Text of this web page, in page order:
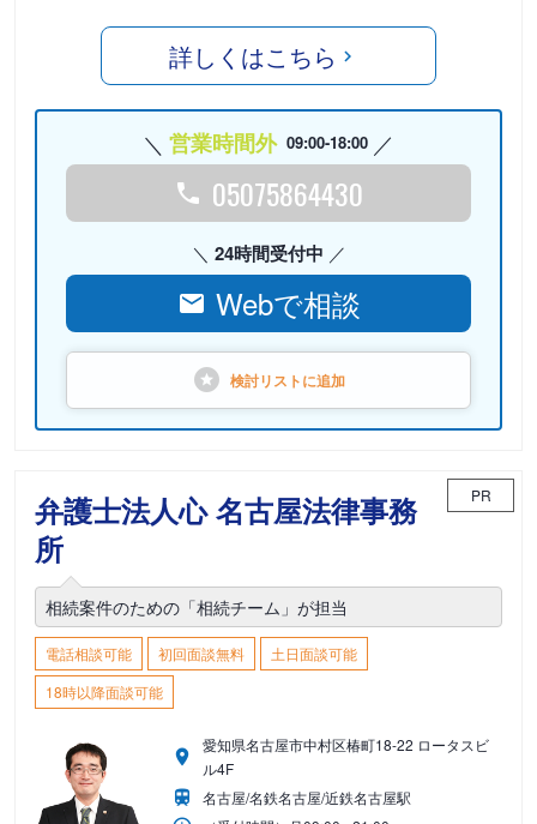
詳しくはこちら
営業時間外 09:00-18:00
05075864430
24時間受付中
Webで相談
検討リストに追加
弁護士法人心 名古屋法律事務
所
PR
相続案件のための「相続チーム」が担当
電話相談可能 初回面談無料
土日面談可能
18時以降面談可能
愛知県名古屋市中村区椿町18-22 ロータスビ
ル4F
名古屋/名鉄名古屋/近鉄名古屋駅